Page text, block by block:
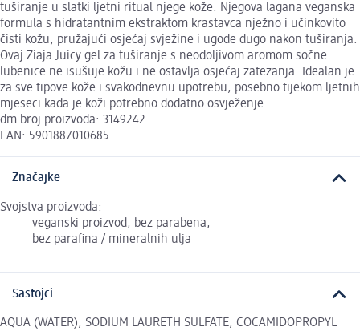
tuširanje u slatki ljetni ritual njege kože. Njegova lagana veganska
formula s hidratantnim ekstraktom krastavca nježno i učinkovito
čisti kožu, pružajući osjećaj svježine i ugode dugo nakon tuširanja.
Ovaj Ziaja Juicy gel za tuširanje s neodoljivom aromom sočne
lubenice ne isušuje kožu i ne ostavlja osjećaj zatezanja. Idealan je
za sve tipove kože i svakodnevnu upotrebu, posebno tijekom ljetnih
mjeseci kada je koži potrebno dodatno osvježenje.
dm broj proizvoda: 3149242
EAN: 5901887010685
Značajke
Svojstva proizvoda:
veganski proizvod, bez parabena,
bez parafina / mineralnih ulja
Sastojci
AQUA (WATER), SODIUM LAURETH SULFATE, COCAMIDOPROPYL